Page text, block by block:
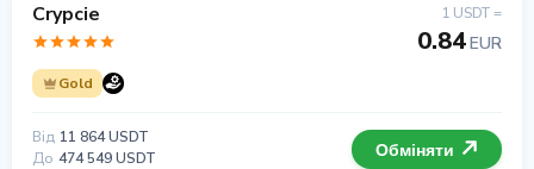
Crypcie
Gold
1 USDT =
0.84EUR
Від 11 864 USDT
До 474 549 USDT Обміняти